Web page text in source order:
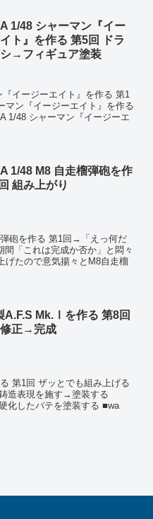
1/48 シャーマン『イー
ト』を作る 第5回 ドラ
→フィギュア塗装
イージーエイト』を作る 第1
マン『イージーエイト』を作る
1/48 シャーマン『イージーエ
1/48 M8 自走榴弾砲を作
組み上がり
砲を作る 第1回→「えっ何だ
「これは完成か否か」と悶々
げたので意気揚々とM8自走榴
A.F.S Mk.Ⅰを作る 第8回
正→完成
第1回 ザッとでも組み上げる
造表現を施す→塗装する
化したパテを塗装する ■wa